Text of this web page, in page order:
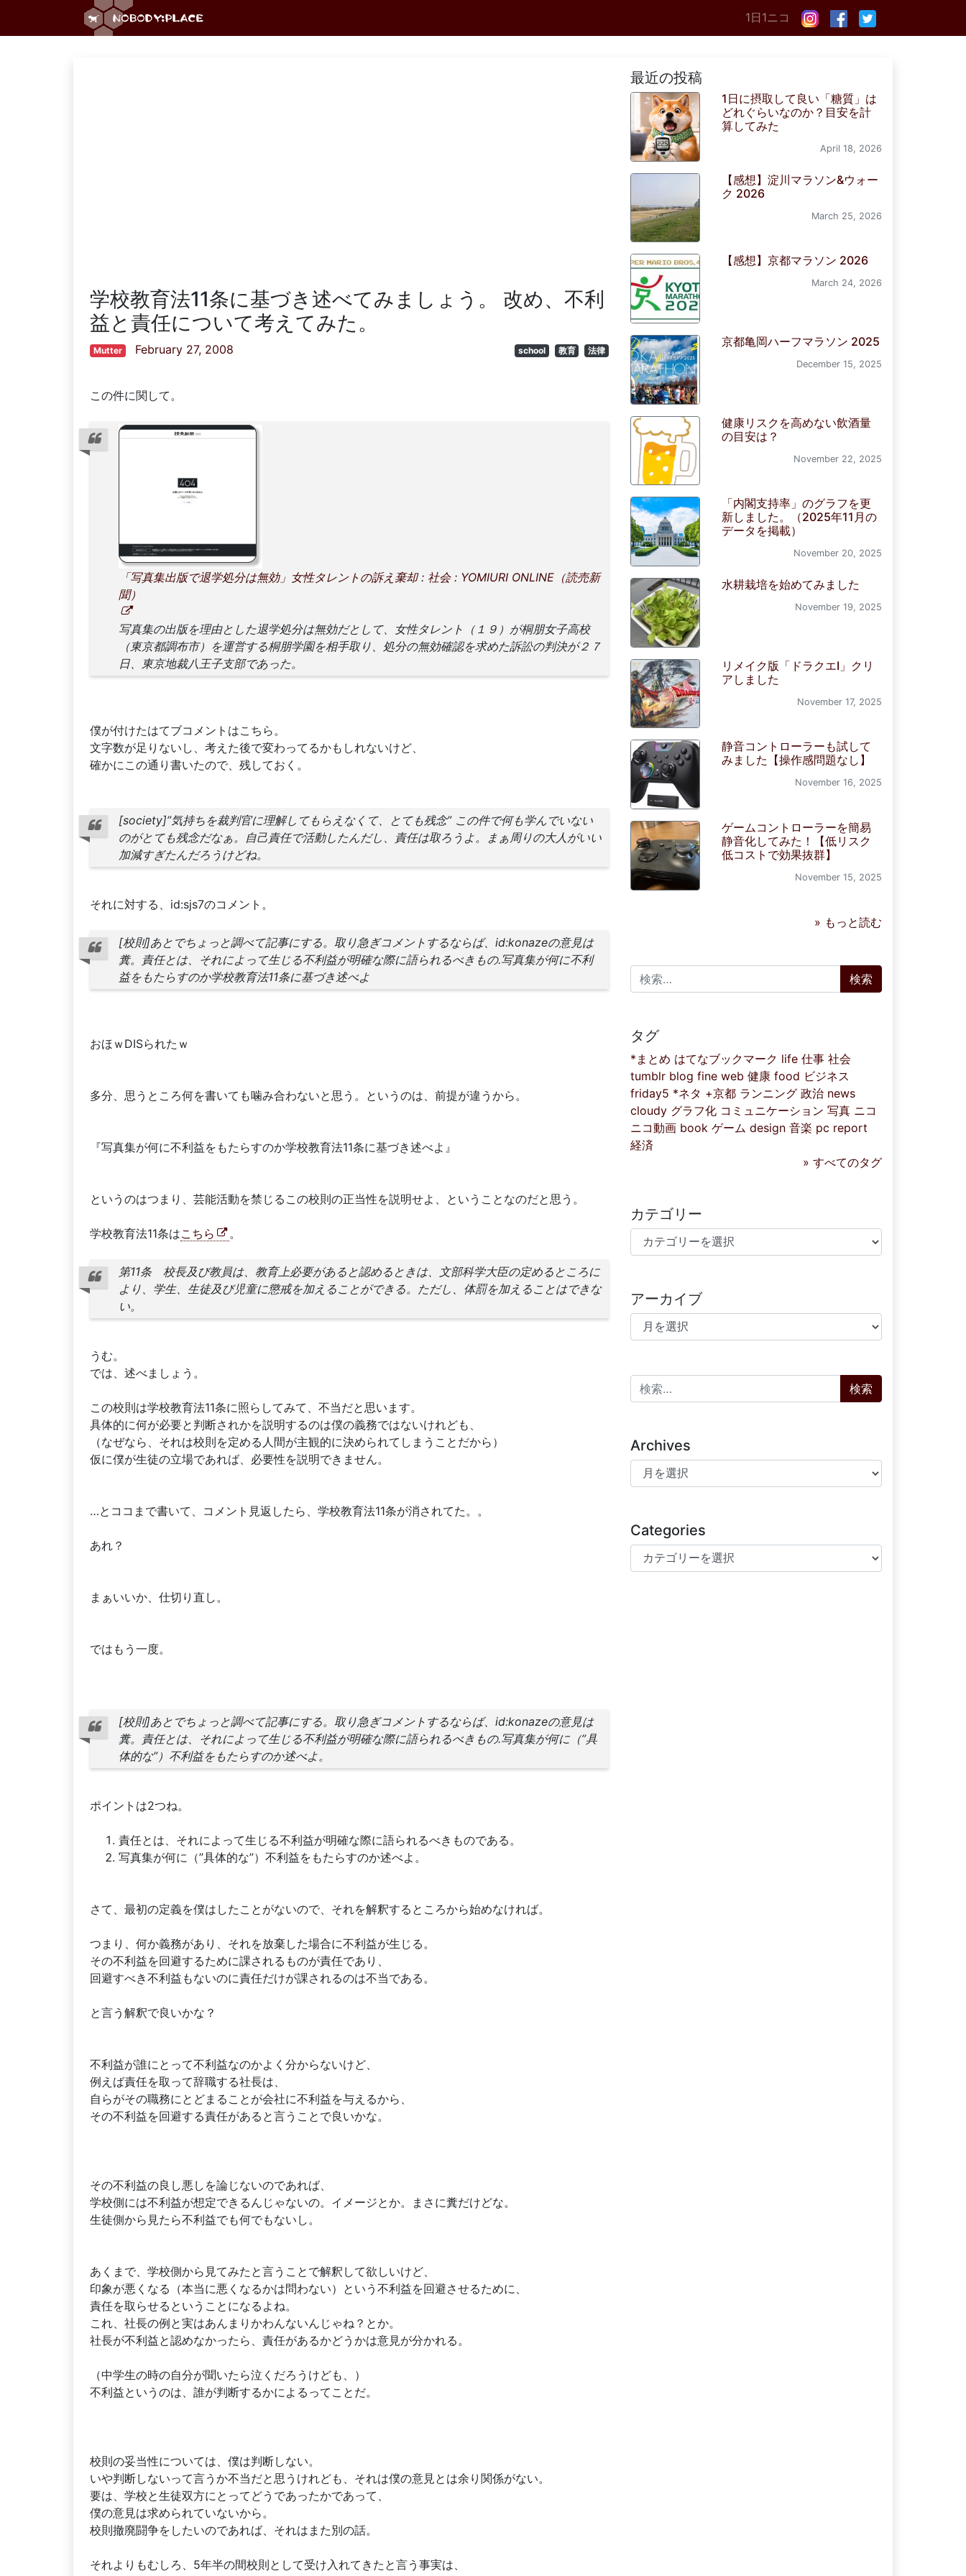
1日1ニコ
学校教育法11条に基づき述べてみましょう。 改め、不利
益と責任について考えてみた。
Mutter February 27, 2008 school 教育 法律
この件に関して。
「写真集出版で退学処分は無効」女性タレントの訴え棄却 : 社会 : YOMIURI ONLINE（読売新
聞）
写真集の出版を理由とした退学処分は無効だとして、女性タレント（１９）が桐朋女子高校
（東京都調布市）を運営する桐朋学園を相手取り、処分の無効確認を求めた訴訟の判決が２７
日、東京地裁八王子支部であった。
僕が付けたはてブコメントはこちら。
文字数が足りないし、考えた後で変わってるかもしれないけど、
確かにこの通り書いたので、残しておく。
[society]”気持ちを裁判官に理解してもらえなくて、とても残念” この件で何も学んでいない
のがとても残念だなぁ。自己責任で活動したんだし、責任は取ろうよ。まぁ周りの大人がいい
加減すぎたんだろうけどね。
それに対する、id:sjs7のコメント。
[校則]あとでちょっと調べて記事にする。取り急ぎコメントするならば、id:konazeの意見は
糞。責任とは、それによって生じる不利益が明確な際に語られるべきもの.写真集が何に不利
益をもたらすのか学校教育法11条に基づき述べよ
おほｗDISられたｗ
多分、思うところ何を書いても噛み合わないと思う。というのは、前提が違うから。
『写真集が何に不利益をもたらすのか学校教育法11条に基づき述べよ』
というのはつまり、芸能活動を禁じるこの校則の正当性を説明せよ、ということなのだと思う。
学校教育法11条はこちら 。
第11条 校長及び教員は、教育上必要があると認めるときは、文部科学大臣の定めるところに
より、学生、生徒及び児童に懲戒を加えることができる。ただし、体罰を加えることはできな
い。
うむ。
では、述べましょう。
この校則は学校教育法11条に照らしてみて、不当だと思います。
具体的に何が必要と判断されかを説明するのは僕の義務ではないけれども、
（なぜなら、それは校則を定める人間が主観的に決められてしまうことだから）
仮に僕が生徒の立場であれば、必要性を説明できません。
…とココまで書いて、コメント見返したら、学校教育法11条が消されてた。。
あれ？
まぁいいか、仕切り直し。
ではもう一度。
[校則]あとでちょっと調べて記事にする。取り急ぎコメントするならば、id:konazeの意見は
糞。責任とは、それによって生じる不利益が明確な際に語られるべきもの.写真集が何に（”具
体的な”）不利益をもたらすのか述べよ。
ポイントは2つね。
責任とは、それによって生じる不利益が明確な際に語られるべきものである。
写真集が何に（”具体的な”）不利益をもたらすのか述べよ。
さて、最初の定義を僕はしたことがないので、それを解釈するところから始めなければ。
つまり、何か義務があり、それを放棄した場合に不利益が生じる。
その不利益を回避するために課されるものが責任であり、
回避すべき不利益もないのに責任だけが課されるのは不当である。
と言う解釈で良いかな？
不利益が誰にとって不利益なのかよく分からないけど、
例えば責任を取って辞職する社長は、
自らがその職務にとどまることが会社に不利益を与えるから、
その不利益を回避する責任があると言うことで良いかな。
その不利益の良し悪しを論じないのであれば、
学校側には不利益が想定できるんじゃないの。イメージとか。まさに糞だけどな。
生徒側から見たら不利益でも何でもないし。
あくまで、学校側から見てみたと言うことで解釈して欲しいけど、
印象が悪くなる（本当に悪くなるかは問わない）という不利益を回避させるために、
責任を取らせるということになるよね。
これ、社長の例と実はあんまりかわんないんじゃね？とか。
社長が不利益と認めなかったら、責任があるかどうかは意見が分かれる。
（中学生の時の自分が聞いたら泣くだろうけども、）
不利益というのは、誰が判断するかによるってことだ。
校則の妥当性については、僕は判断しない。
いや判断しないって言うか不当だと思うけれども、それは僕の意見とは余り関係がない。
要は、学校と生徒双方にとってどうであったかであって、
僕の意見は求められていないから。
校則撤廃闘争をしたいのであれば、それはまた別の話。
それよりもむしろ、5年半の間校則として受け入れてきたと言う事実は、
最近の投稿
1日に摂取して良い「糖質」は
どれぐらいなのか？目安を計
算してみた
April 18, 2026
【感想】淀川マラソン&ウォー
ク 2026
March 25, 2026
【感想】京都マラソン 2026
March 24, 2026
京都亀岡ハーフマラソン 2025
December 15, 2025
健康リスクを高めない飲酒量
の目安は？
November 22, 2025
「内閣支持率」のグラフを更
新しました。（2025年11月の
データを掲載）
November 20, 2025
水耕栽培を始めてみました
November 19, 2025
リメイク版「ドラクエI」クリ
アしました
November 17, 2025
静音コントローラーも試して
みました【操作感問題なし】
November 16, 2025
ゲームコントローラーを簡易
静音化してみた！【低リスク
低コストで効果抜群】
November 15, 2025
» もっと読む
検索:
タグ
*まとめ はてなブックマーク life 仕事 社会
tumblr blog fine web 健康 food ビジネス
friday5 *ネタ +京都 ランニング 政治 news
cloudy グラフ化 コミュニケーション 写真 ニコ
ニコ動画 book ゲーム design 音楽 pc report
経済
» すべてのタグ
カテゴリー
カテゴリー
アーカイブ
アーカイブ
検索:
Archives
Archives
Categories
Categories